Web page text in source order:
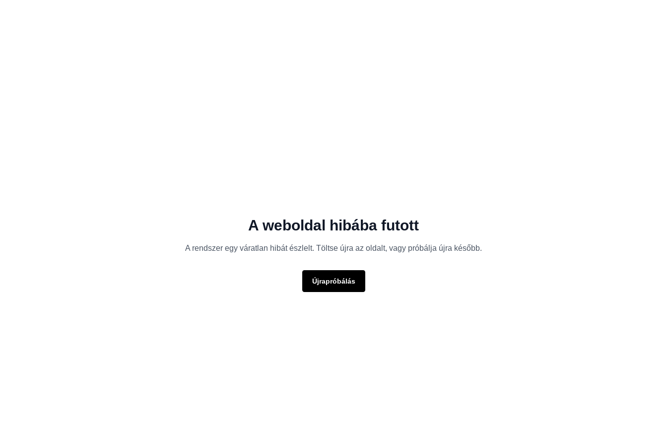
A weboldal hibába futott
A rendszer egy váratlan hibát észlelt. Töltse újra az oldalt, vagy próbálja újra később.
Újrapróbálás